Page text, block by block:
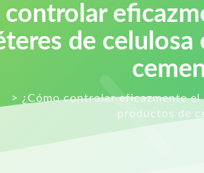
controlar
de
> ¿Cómo controlar eficazmente
productos de